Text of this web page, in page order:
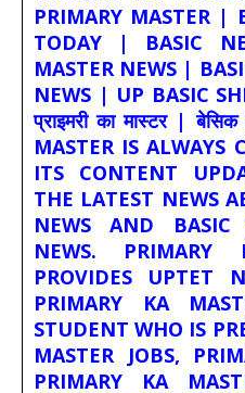
PRIMARY MASTER |
TODAY | BASIC
MASTER NEWS |
NEWS | UP BASIC
प्राइमरी का मास्टर |
MASTER IS ALWAYS
ITS CONTENT
THE LATEST NEWS
NEWS AND BASIC
NEWS. PRIMARY
PROVIDES UPTET
PRIMARY KA
STUDENT WHO IS
MASTER JOBS,
PRIMARY KA